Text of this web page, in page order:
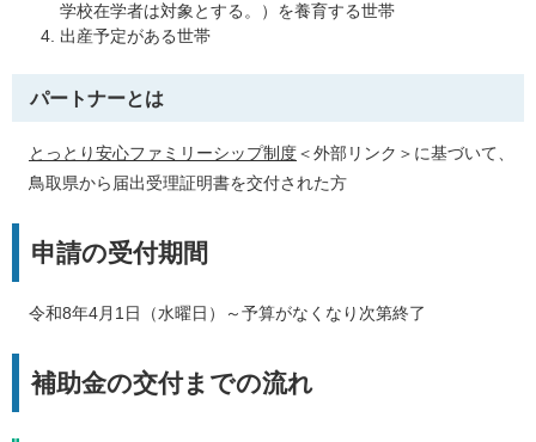
学校在学者は対象とする。）を養育する世帯
出産予定がある世帯
パートナーとは
とっとり安心ファミリーシップ制度＜外部リンク＞ に基づいて、
鳥取県から届出受理証明書を交付された方
申請の受付期間
令和8年4月1日（水曜日）～予算がなくなり次第終了
補助金の交付までの流れ